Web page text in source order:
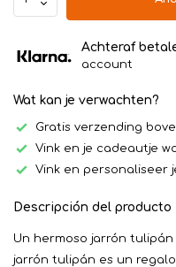
Achteraf
account
Wat kan je verwachten?
Gratis verzending
Vink en je cadeautje
Vink en personaliseer
Descripción del producto
Un hermoso jarrón
jarrón tulipán es un